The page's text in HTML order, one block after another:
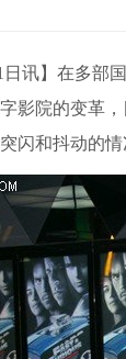
日讯】在多部
影院的变革
闪和抖动的